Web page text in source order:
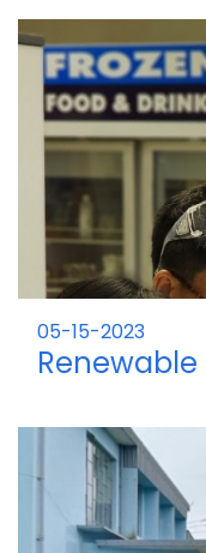
22 October
05-15-2023
Renewable
Transfer
Achieving
from 15